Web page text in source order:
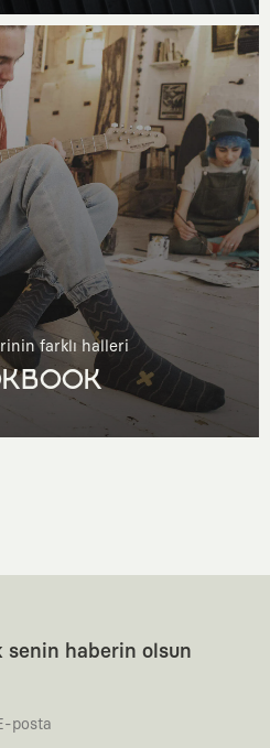
farklı halleri
senin haberin olsun